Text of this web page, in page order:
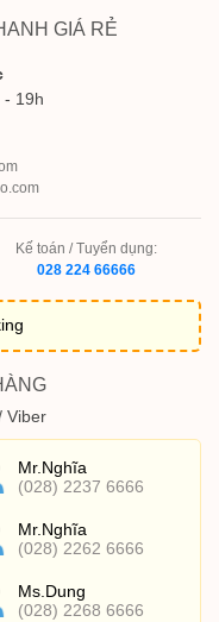
GIÁ RẺ
19h
Kế toán / Tuyển dụng:
028 224 66666
Viber
Mr.Nghĩa
(028) 2237 6666
Mr.Nghĩa
(028) 2262 6666
Ms.Dung
(028) 2268 6666